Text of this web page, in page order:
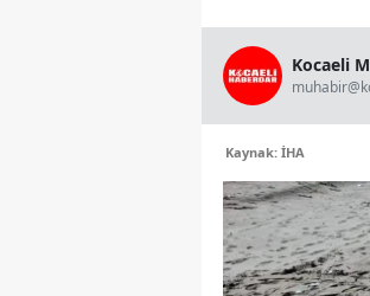
Kocaeli
Kaynak: İHA